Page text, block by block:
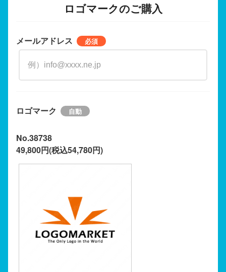
ロゴマークのご購入
メールアドレス
ロゴマーク
No.38738
49,800円(税込54,780円)